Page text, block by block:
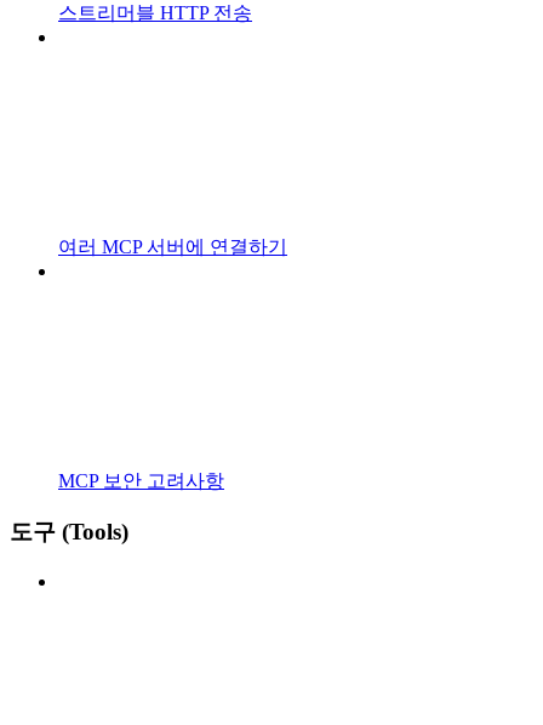
스트리머블 HTTP 전송
여러 MCP 서버에 연결하기
MCP 보안 고려사항
도구 (Tools)